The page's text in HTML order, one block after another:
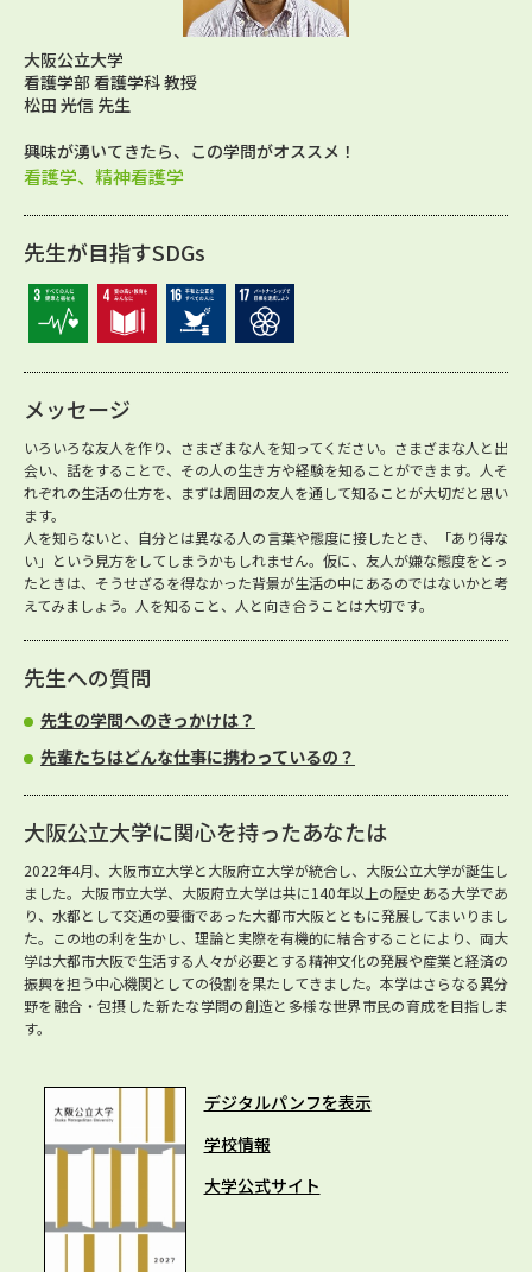
大阪公立大学
看護学部 看護学科 教授
松田 光信 先生
興味が湧いてきたら、この学問がオススメ！
看護学、精神看護学
先生が目指すSDGs
メッセージ
いろいろな友人を作り、さまざまな人を知ってください。さまざまな人と出
会い、話をすることで、その人の生き方や経験を知ることができます。人そ
れぞれの生活の仕方を、まずは周囲の友人を通して知ることが大切だと思い
ます。
人を知らないと、自分とは異なる人の言葉や態度に接したとき、「あり得な
い」という見方をしてしまうかもしれません。仮に、友人が嫌な態度をとっ
たときは、そうせざるを得なかった背景が生活の中にあるのではないかと考
えてみましょう。人を知ること、人と向き合うことは大切です。
先生への質問
先生の学問へのきっかけは？
先輩たちはどんな仕事に携わっているの？
大阪公立大学に関心を持ったあなたは
2022年4月、大阪市立大学と大阪府立大学が統合し、大阪公立大学が誕生し
ました。大阪市立大学、大阪府立大学は共に140年以上の歴史ある大学であ
り、水都として交通の要衝であった大都市大阪とともに発展してまいりまし
た。この地の利を生かし、理論と実際を有機的に結合することにより、両大
学は大都市大阪で生活する人々が必要とする精神文化の発展や産業と経済の
振興を担う中心機関としての役割を果たしてきました。本学はさらなる異分
野を融合・包摂した新たな学問の創造と多様な世界市民の育成を目指しま
す。
デジタルパンフを表示
学校情報
大学公式サイト